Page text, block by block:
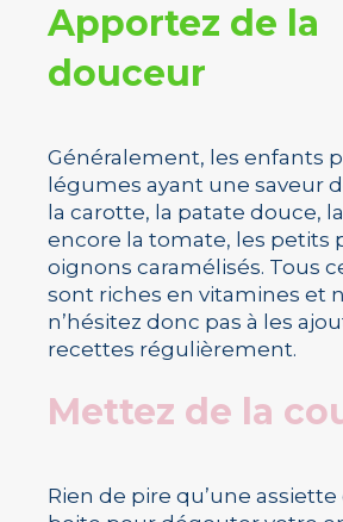
Apportez de la
douceur
Généralement, les enfants
légumes ayant une saveur
la carotte, la patate douce,
encore la tomate, les petits
oignons caramélisés. Tous
sont riches en vitamines et
n’hésitez donc pas à les
recettes régulièrement.
Mettez de la
Rien de pire qu’une assiette